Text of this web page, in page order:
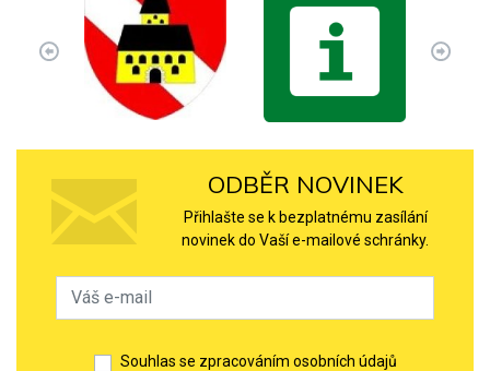
ODBĚR NOVINEK
Přihlašte se k bezplatnému zasílání
novinek do Vaší e-mailové schránky.
Souhlas se zpracováním osobních údajů